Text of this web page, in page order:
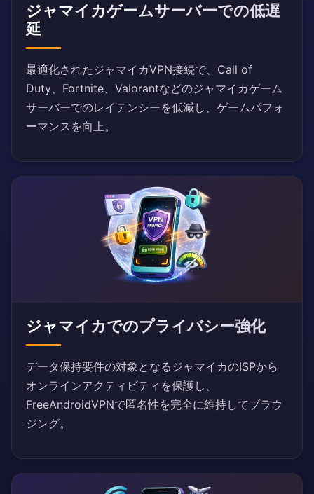
ジャマイカゲームサーバーでの低遅
延
最適化されたジャマイカVPN接続で、Call of
Duty、Fortnite、Valorantなどのジャマイカゲーム
サーバーでのレイテンシーを低減し、ゲームパフォ
ーマンスを向上。
ジャマイカでのプライバシー強化
データ保持要件の対象となるジャマイカのISPから
オンラインアクティビティを保護し、
FreeAndroidVPNで匿名性を完全に維持してブラウ
ジング。